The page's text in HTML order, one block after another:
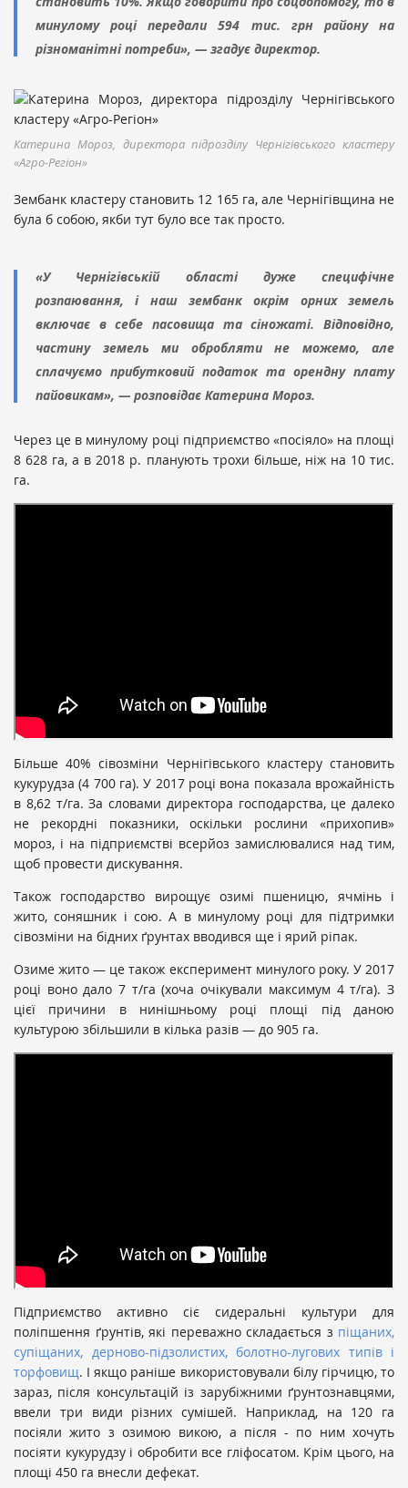
минулому році передали 594 тис. грн району на
різноманітні потреби», — згадує директор.
Катерина Мороз, директора підрозділу Чернігівського кластеру
«Агро-Регіон»
Зембанк кластеру становить 12 165 га, але Чернігівщина не
була б собою, якби тут було все так просто.
«У Чернігівській області дуже специфічне
розпаювання, і наш зембанк окрім орних земель
включає в себе пасовища та сіножаті. Відповідно,
частину земель ми обробляти не можемо, але
сплачуємо прибутковий податок та орендну плату
пайовикам», — розповідає Катерина Мороз.
Через це в минулому році підприємство «посіяло» на площі
8 628 га, а в 2018 р. планують трохи більше, ніж на 10 тис.
га.
Більше 40% сівозміни Чернігівського кластеру становить
кукурудза (4 700 га). У 2017 році вона показала врожайність
в 8,62 т/га. За словами директора господарства, це далеко
не рекордні показники, оскільки рослини «прихопив»
мороз, і на підприємстві всерйоз замислювалися над тим,
щоб провести дискування.
Також господарство вирощує озимі пшеницю, ячмінь і
жито, соняшник і сою. А в минулому році для підтримки
сівозміни на бідних ґрунтах вводився ще і ярий ріпак.
Озиме жито — це також експеримент минулого року. У 2017
році воно дало 7 т/га (хоча очікували максимум 4 т/га). З
цієї причини в нинішньому році площі під даною
культурою збільшили в кілька разів — до 905 га.
Підприємство активно сіє сидеральні культури для
поліпшення ґрунтів, які переважно складається з піщаних,
супіщаних, дерново-підзолистих, болотно-лугових типів і
торфовищ. І якщо раніше використовували білу гірчицю, то
зараз, після консультацій із зарубіжними ґрунтознавцями,
ввели три види різних сумішей. Наприклад, на 120 га
посіяли жито з озимою викою, а після - по ним хочуть
посіяти кукурудзу і обробити все гліфосатом. Крім цього, на
площі 450 га внесли дефекат.